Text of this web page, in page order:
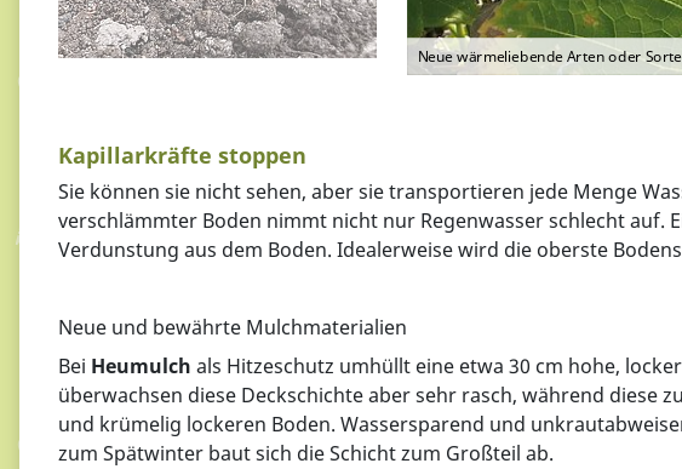
Neue wärmeliebende Arten oder
Kapillarkräfte stoppen
Sie können sie nicht sehen, aber sie transportieren jede Menge
verschlämmter Boden nimmt nicht nur Regenwasser schlecht
Verdunstung aus dem Boden. Idealerweise wird die oberste
Neue und bewährte Mulchmaterialien
Bei Heumulch als Hitzeschutz umhüllt eine etwa 30 cm hohe,
überwachsen diese Deckschichte aber sehr rasch, während
und krümelig lockeren Boden. Wassersparend und
zum Spätwinter baut sich die Schicht zum Großteil ab.